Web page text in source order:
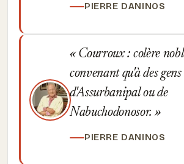
PIERRE DANINOS
Courroux : colère
convenant qu'à des
d'Assurbanipal ou de
Nabuchodonosor.
PIERRE DANINOS